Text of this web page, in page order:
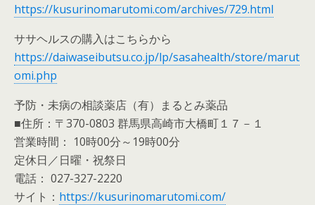
https://kusurinomarutomi.com/archives/729.html
ササヘルスの購入はこちらから
https://daiwaseibutsu.co.jp/lp/sasahealth/store/marut
omi.php
予防・未病の相談薬店（有）まるとみ薬品
■住所：〒370-0803 群馬県高崎市大橋町１７－１
営業時間： 10時00分～19時00分
定休日／日曜・祝祭日
電話： 027-327-2220
サイト： https://kusurinomarutomi.com/